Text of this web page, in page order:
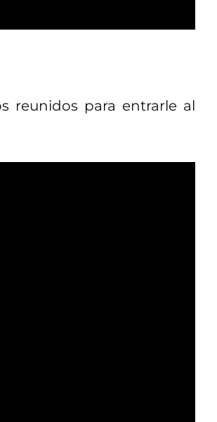
reunidos para entrarle al